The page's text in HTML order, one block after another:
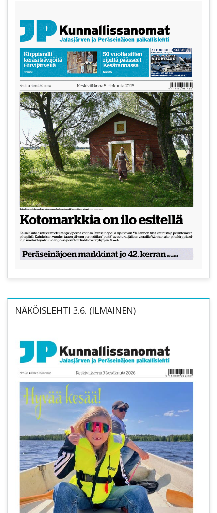
NÄKÖISLEHTI 3.6. (ILMAINEN)